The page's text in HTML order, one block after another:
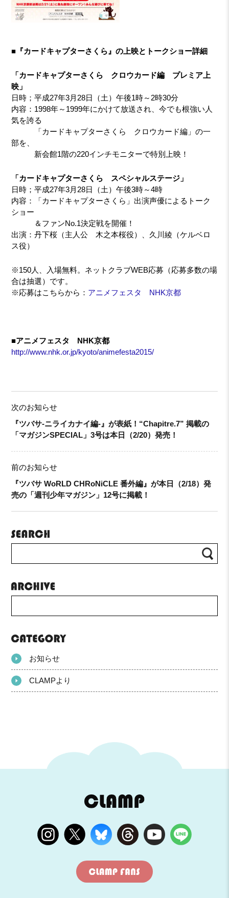
■『カードキャプターさくら』の上映とトークショー詳細
「カードキャプターさくら クロウカード編 プレミア上
映」
日時；平成27年3月28日（土）午後1時～2時30分
内容：1998年～1999年にかけて放送され、今でも根強い人
気を誇る
「カードキャプターさくら クロウカード編」の一
部を、
新会館1階の220インチモニターで特別上映！
「カードキャプターさくら スペシャルステージ」
日時；平成27年3月28日（土）午後3時～4時
内容：「カードキャプターさくら」出演声優によるトーク
ショー
＆ファンNo.1決定戦を開催！
出演：丹下桜（主人公 木之本桜役）、久川綾（ケルベロ
ス役）
※150人、入場無料。ネットクラブWEB応募（応募多数の場
合は抽選）です。
※応募はこちらから： アニメフェスタ NHK京都
■アニメフェスタ NHK京都
http://www.nhk.or.jp/kyoto/animefesta2015/
次のお知らせ
『ツバサ-ニライカナイ編-』が表紙！“Chapitre.7” 掲載の
「マガジンSPECIAL」3号は本日（2/20）発売！
前のお知らせ
『ツバサ WoRLD CHRoNiCLE 番外編』が本日（2/18）発
売の「週刊少年マガジン」12号に掲載！
お知らせ
CLAMPより